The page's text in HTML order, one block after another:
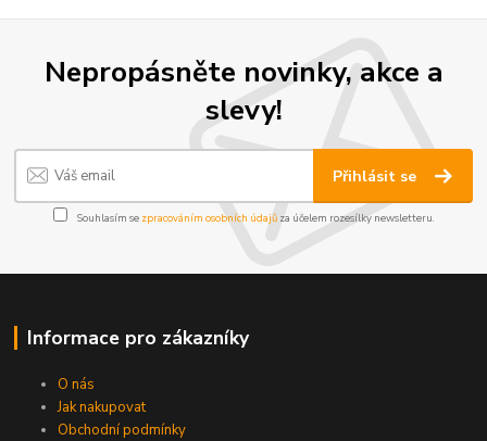
Nepropásněte novinky, akce a
slevy!
Přihlásit se
Souhlasím se zpracováním osobních údajůza účelem rozesílky newsletteru.
Informace pro zákazníky
O nás
Jak nakupovat
Obchodní podmínky